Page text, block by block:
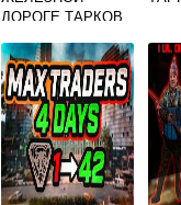
ДОРОГЕ ТАРКОВ